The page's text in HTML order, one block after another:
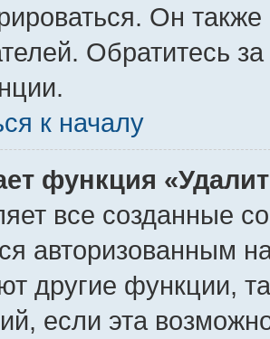
Он
Обратитесь
к началу
функция
все созданные
авторизованным
другие функции,
если эта